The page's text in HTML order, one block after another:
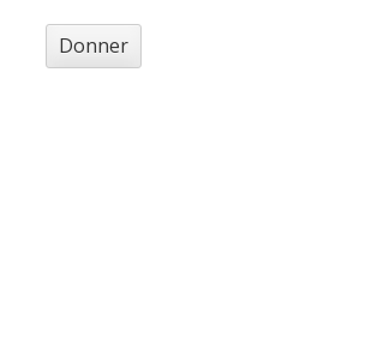
Donner